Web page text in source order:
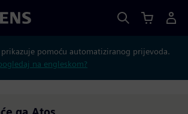
prikazuje pomoću automatiziranog prijevoda.
na engleskom?